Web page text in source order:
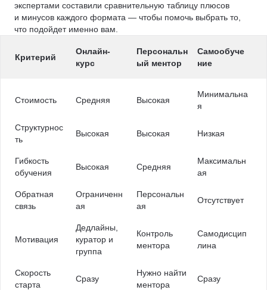
экспертами составили сравнительную таблицу плюсов
и минусов каждого формата — чтобы помочь выбрать то,
что подойдет именно вам.
Критерий
Онлайн-
курс
Персональн
ый ментор
Самообуче
ние
Стоимость Средняя Высокая
Минимальна
я
Структурнос
ть
Высокая Высокая Низкая
Гибкость
обучения
Высокая Средняя
Максимальн
ая
Обратная
связь
Ограниченн
ая
Персональн
ая
Отсутствует
Мотивация
Дедлайны,
куратор и
группа
Контроль
ментора
Самодисцип
лина
Скорость
старта
Сразу
Нужно найти
ментора
Сразу